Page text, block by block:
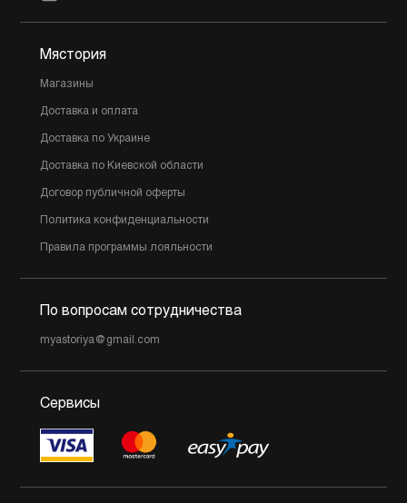
Мястория
Магазины
Доставка и оплата
Доставка по Украине
Доставка по Киевской области
Договор публичной оферты
Политика конфиденциальности
Правила программы лояльности
По вопросам сотрудничества
myastoriya@gmail.com
Сервисы